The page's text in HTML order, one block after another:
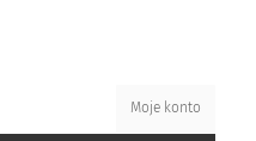
Moje konto